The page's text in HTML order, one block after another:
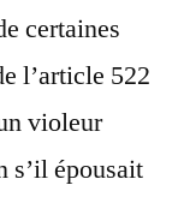
certaines
l’article 522
violeur
s’il épousait